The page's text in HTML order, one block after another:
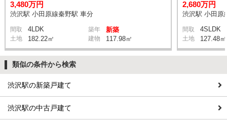
3,480万円
渋沢駅 小田原線秦野駅 車分
間取 4LDK 築年 新築
土地 182.22㎡ 建物 117.98㎡
2,680万円
渋沢駅 小田原
間取 4SLDK
土地 127.48㎡
類似の条件から検索
渋沢駅の新築戸建て
渋沢駅の中古戸建て